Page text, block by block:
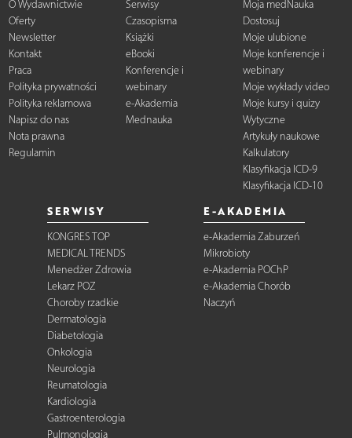
O Wydawnictwie
Oferty
Newsletter
Kontakt
Praca
Polityka prywatności
Polityka reklamowa
Napisz do nas
Nota prawna
Regulamin
Serwisy
Czasopisma
Książki
eBooki
Konferencje i
webinary
e-Akademia
Mednauka
Moja medNauka
Dostosuj
Moje ulubione
Moje konferencje i
webinary
Moje wykłady video
Moje kursy i quizy
Wytyczne
Artykuły naukowe
Kalkulatory
Klasyfikacja ICD-9
Klasyfikacja ICD-10
SERWISY
KONGRES TOP
MEDICAL TRENDS
Menedżer Zdrowia
Lekarz POZ
Choroby rzadkie
Dermatologia
Diabetologia
Onkologia
Neurologia
Reumatologia
Kardiologia
Gastroenterologia
Pulmonologia
E-AKADEMIA
e-Akademia Zaburzeń
Mikrobioty
e-Akademia POChP
e-Akademia Chorób
Naczyń